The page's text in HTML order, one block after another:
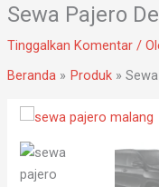
Sewa Pajero
Tinggalkan Komentar /
Beranda
Produk
Kuantitas
Sewa
Pajero
Denpasar